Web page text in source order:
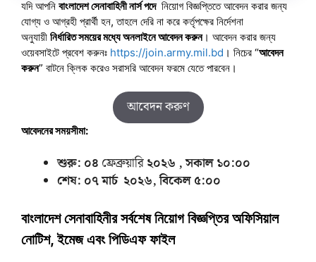
যদি আপনি বাংলাদেশ সেনাবাহিনী নার্সপদেনিয়োগ বিজ্ঞপ্তিতে আবেদন করার জন্য
যোগ্য ও আগ্রহী প্রার্থী হন, তাহলে দেরি না করে কর্তৃপক্ষের নির্দেশনা
অনুযায়ী নির্ধারিত সময়ের মধ্যে অনলাইনে আবেদন করুন। আবেদন করার জন্য
ওয়েবসাইটে প্রবেশ করুনঃ https://join.army.mil.bd । নিচের “আবেদন
করুন” বাটনে ক্লিক করেও সরাসরি আবেদন ফরমে যেতে পারবেন।
আবেদন করুণ
আবেদনের সময়সীমা:
শুরু: ০৪ ফ্রেব্রুয়ারি২০২৬ , সকাল ১০:০০
শেষ: ০৭ মার্চ ২০২৬, বিকেল ৫:০০
বাংলাদেশ সেনাবাহিনীর সর্বশেষ নিয়োগ বিজ্ঞপ্তির অফিসিয়াল
নোটিশ, ইমেজ এবং পিডিএফ ফাইল